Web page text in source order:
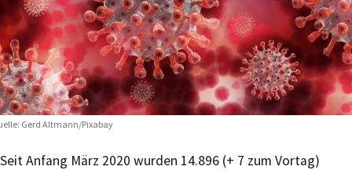
Gerd Altmann/Pixabay
Seit Anfang März 2020 wurden 14.896 (+ 7 zum Vortag)